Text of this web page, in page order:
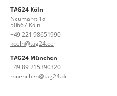
TAG24 Köln
Neumarkt 1a
50667 Köln
+49 221 98651990
koeln@tag24.de
TAG24 München
+49 89 215390320
muenchen@tag24.de